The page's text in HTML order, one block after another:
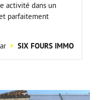
activité dans un
parfaitement
SIX FOURS IMMO